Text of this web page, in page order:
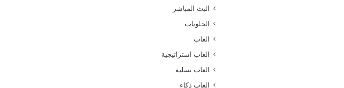
البث المباشر
الحلويات
العاب
العاب استراتيجية
العاب تسلية
العاب ذكاء